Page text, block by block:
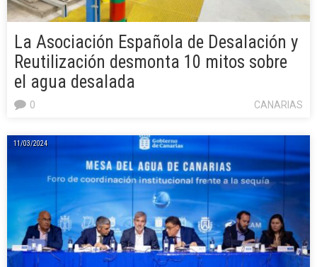
La Asociación Española de Desalación y
Reutilización desmonta 10 mitos sobre
el agua desalada
CANARIAS
0
11/03/2024